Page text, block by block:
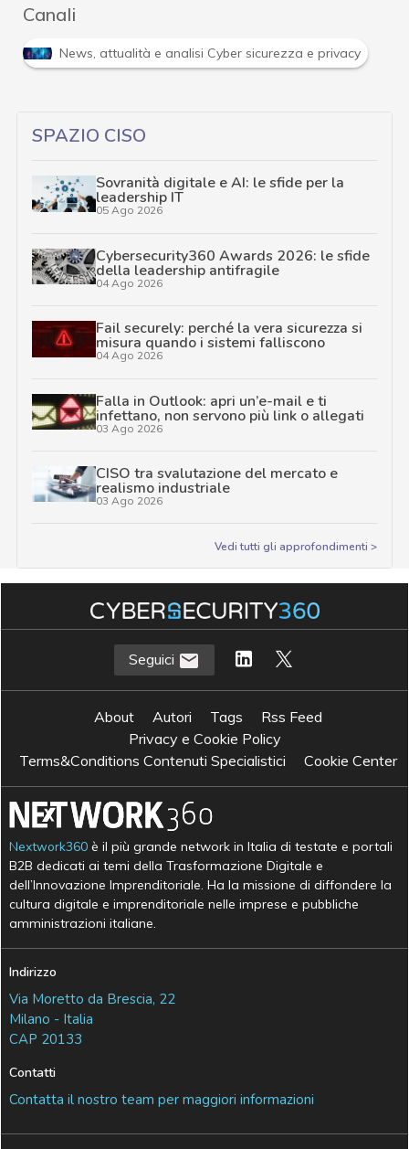
Canali
e analisi Cyber sicurezza e privacy R Ransomware
SPAZIO CISO
Sovranità digitale e AI: le sfide per la
leadership IT
05 Ago 2026
Cybersecurity360 Awards 2026: le sfide
della leadership antifragile
04 Ago 2026
Fail securely: perché la vera sicurezza si
misura quando i sistemi falliscono
04 Ago 2026
Falla in Outlook: apri un’e-mail e ti
infettano, non servono più link o allegati
03 Ago 2026
CISO tra svalutazione del mercato e
realismo industriale
03 Ago 2026
Vedi tutti gli approfondimenti >
Seguici
About Autori Tags
Rss Feed
Privacy e Cookie Policy
Terms&Conditions Contenuti Specialistici
Cookie Center
Nextwork360 è il più grande network in Italia di testate e portali
B2B dedicati ai temi della Trasformazione Digitale e
dell’Innovazione Imprenditoriale. Ha la missione di diffondere la
cultura digitale e imprenditoriale nelle imprese e pubbliche
amministrazioni italiane.
Indirizzo
Via Moretto da Brescia, 22
Milano - Italia
CAP 20133
Contatti
Contatta il nostro team per maggiori informazioni